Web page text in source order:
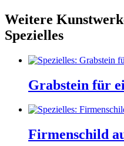
Weitere
Spezielles
Grabstein für
Firmenschild